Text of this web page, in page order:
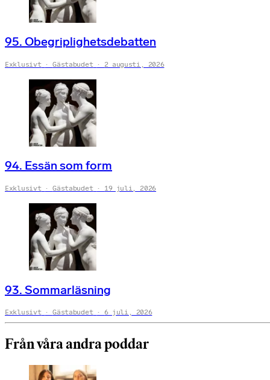
95. Obegriplighetsdebatten
Exklusivt Gästabudet 2 augusti, 2026
94. Essän som form
Exklusivt Gästabudet 19 juli, 2026
93. Sommarläsning
Exklusivt Gästabudet 6 juli, 2026
Från våra andra poddar